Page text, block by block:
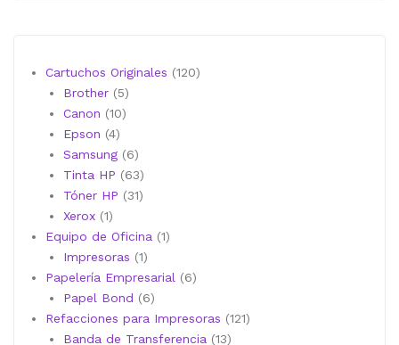
Cartuchos Originales 120120
Brother 55
productos
Canon 1010
Epson 44
productos
Samsung 66
productos
Tinta HP 6363
productos
Tóner HP 3131
Xerox 11
producto
Equipo de Oficina 11
Impresoras 11
producto
Papelería Empresarial 66
Papel Bond 66
productos
Refacciones para Impresoras 121121
Banda de Transferencia 1313